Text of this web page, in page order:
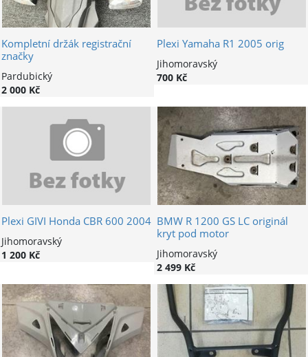
Kompletní držák registrační
značky
Pardubický
2 000 Kč
Plexi Yamaha R1 2005 orig
Jihomoravský
700 Kč
Plexi GIVI Honda CBR 600 2004
Jihomoravský
1 200 Kč
BMW R 1200 GS LC originál
kryt pod motor
Jihomoravský
2 499 Kč